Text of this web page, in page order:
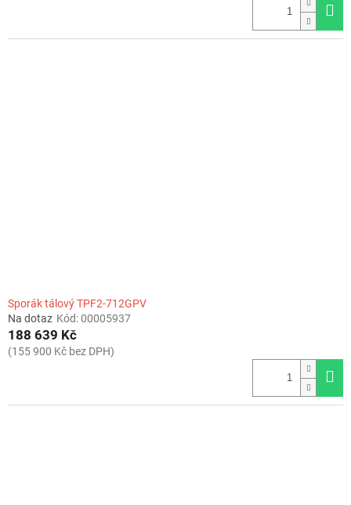
Sporák tálový TPF2-712GPV
Na dotaz Kód:00005937
188 639 Kč
(155 900 Kč bez DPH)